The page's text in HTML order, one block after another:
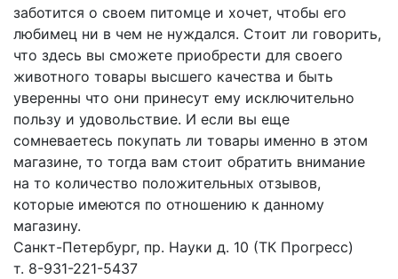
заботится о своем питомце и хочет, чтобы его
любимец ни в чем не нуждался. Стоит ли говорить,
что здесь вы сможете приобрести для своего
животного товары высшего качества и быть
уверенны что они принесут ему исключительно
пользу и удовольствие. И если вы еще
сомневаетесь покупать ли товары именно в этом
магазине, то тогда вам стоит обратить внимание
на то количество положительных отзывов,
которые имеются по отношению к данному
магазину.
Санкт-Петербург, пр. Науки д. 10 (ТК Прогресс)
т. 8-931-221-5437